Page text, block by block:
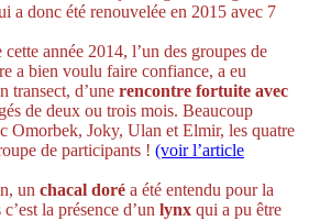
a donc été renouvelée en 2015 avec 7
année 2014, l’un des groupes de
a bien voulu faire confiance, a eu
transect, d’une rencontre fortuite avec
de deux ou trois mois. Beaucoup
Omorbek, Joky, Ulan et Elmir, les quatre
de participants ! (voir l’article
un chacal doré a été entendu pour la
la présence d’un lynx qui a pu être